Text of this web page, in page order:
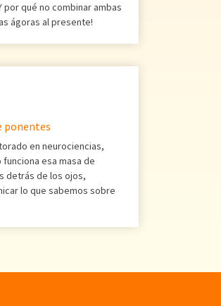
por qué no combinar ambas
ágoras al presente!
ponentes
en neurociencias,
esa masa de
detrás de los ojos,
lo que sabemos sobre